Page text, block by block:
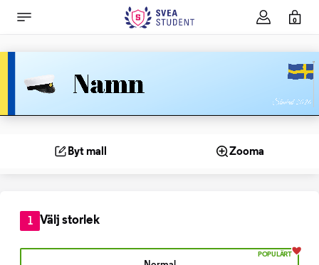
0
Byt mall Zooma
1 Välj storlek
POPULÄRT